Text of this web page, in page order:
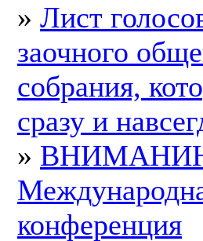
» Лист
заочного
собрания,
сразу и
»
конференция